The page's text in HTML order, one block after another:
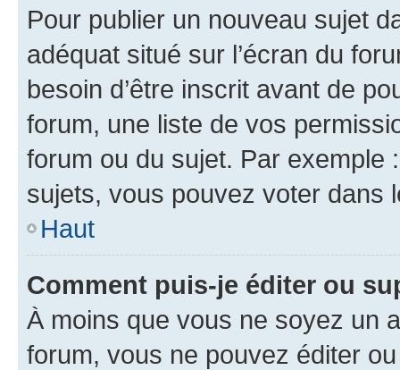
Pour publier un nouveau sujet
adéquat situé sur l’écran du
besoin d’être inscrit avant de
forum, une liste de vos
forum ou du sujet. Par exemple
sujets, vous pouvez voter dans
Haut
Comment puis-je éditer ou
À moins que vous ne soyez un
forum, vous ne pouvez éditer